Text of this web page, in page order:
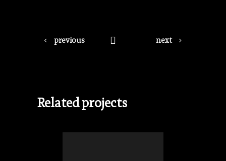
previous next
Related projects